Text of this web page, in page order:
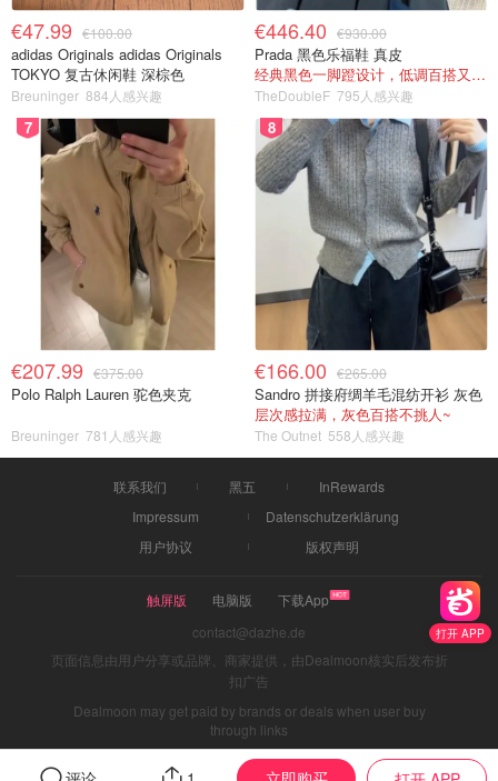
打开 APP
€47.99 €100.00
adidas Originals adidas Originals
TOKYO 复古休闲鞋 深棕色
Breuninger 884人感兴趣
€446.40 €930.00
Prada 黑色乐福鞋 真皮
经典黑色一脚蹬设计，低调百搭又高级
TheDoubleF 795人感兴趣
7
€207.99 €375.00
Polo Ralph Lauren 驼色夹克
Breuninger 781人感兴趣
8
€166.00 €265.00
Sandro 拼接府绸羊毛混纺开衫 灰色
层次感拉满，灰色百搭不挑人~
The Outnet 558人感兴趣
联系我们 黑五
InRewards
Impressum
Datenschutzerklärung
用户协议
版权声明
触屏版 电脑版
下载App
contact@dazhe.de
页面信息由用户分享或品牌、商家提供，由Dealmoon核实后发布折
扣广告
Dealmoon may get paid by brands or deals when user buy
through links